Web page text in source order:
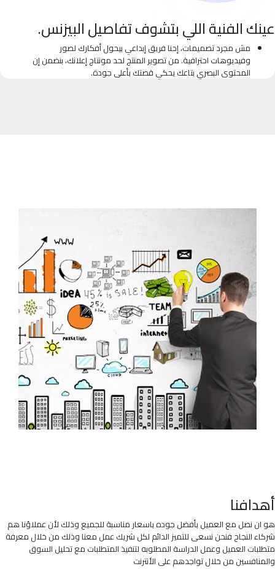
عينك الفنية اللي بتشوف تفاصيل البيزنس.
مش مجرد تصميمات، إحنا فريق إبداعي بيحول أفكارك لصور
وفيديوهات احترافية. من تصوير المنتج لحد مونتاج إعلانك، بنضمن إن
المحتوى البصري بتاعك يحكي قصتك بأعلى جودة.
أهدافنا
هو ان نصل مع العميل بأفضل جوده باسعار مناسبة للجميع وذلك لأن عملاؤنا هم
شركاء النجاح فنحن نسعى للتميز الدائم لكل شريك عمل معنا وذلك من خلال معرفة
متطلبات العميل وعمل الدراسة المطلوبه لتنفيذ المتطلبات مع تحليل السوق
والمنافسين من خلال تواجدهم على الأنترنت